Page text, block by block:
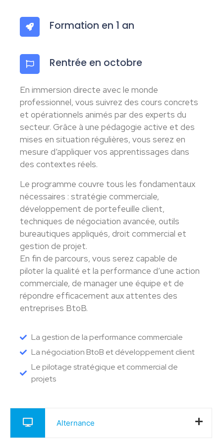
Formation en 1 an
Rentrée en octobre
En immersion directe avec le monde
professionnel, vous suivrez des cours concrets
et opérationnels animés par des experts du
secteur. Grâce à une pédagogie active et des
mises en situation régulières, vous serez en
mesure d’appliquer vos apprentissages dans
des contextes réels.
Le programme couvre tous les fondamentaux
nécessaires : stratégie commerciale,
développement de portefeuille client,
techniques de négociation avancée, outils
bureautiques appliqués, droit commercial et
gestion de projet.
En fin de parcours, vous serez capable de
piloter la qualité et la performance d’une action
commerciale, de manager une équipe et de
répondre efficacement aux attentes des
entreprises BtoB.
La gestion de la performance commerciale
La négociation BtoB et développement client
Le pilotage stratégique et commercial de
projets
Alternance